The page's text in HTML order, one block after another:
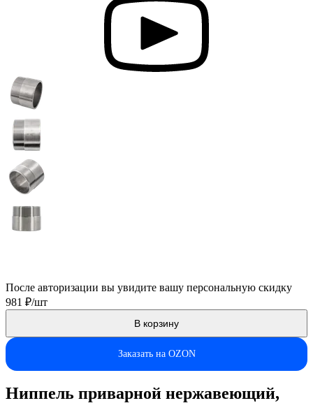
После авторизации вы увидите вашу персональную скидку
981 ₽/шт
В корзину
Заказать на OZON
Ниппель приварной нержавеющий,